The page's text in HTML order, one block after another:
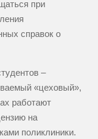
при
справок о
–
«цеховый»,
работают
на
поликлиники.